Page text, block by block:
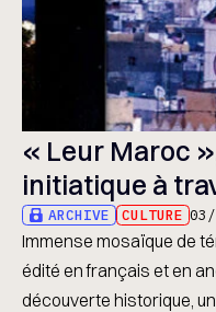
« Leur Maroc
initiatique à
ARCHIVE CULTURE
Immense mosaïque de
édité en français et en
découverte historique,